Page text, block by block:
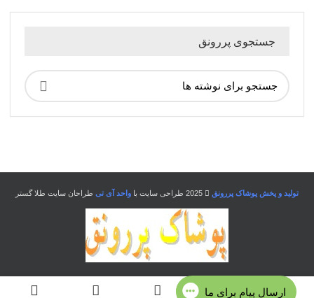
جستجوی پررونق
تولید و پخش پوشاک پررونق واحد آی تی طراحان سایت طلا گستر